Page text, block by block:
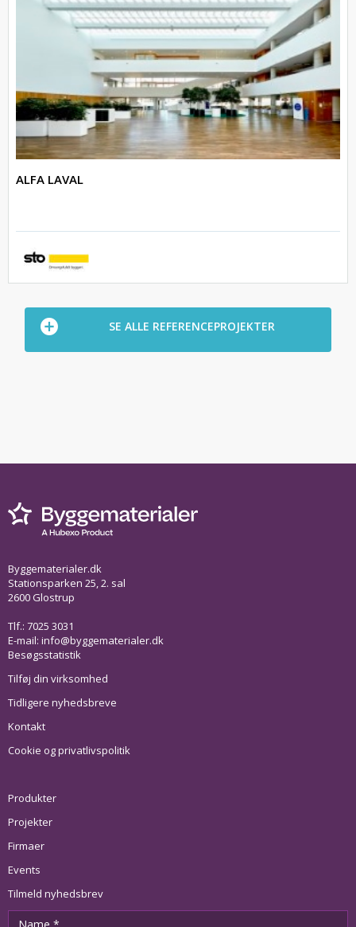
ALFA LAVAL
SE ALLE REFERENCEPROJEKTER
Byggematerialer.dk
Stationsparken 25, 2. sal
2600 Glostrup
Tlf.: 7025 3031
E-mail: info@byggematerialer.dk
Besøgsstatistik
Tilføj din virksomhed
Tidligere nyhedsbreve
Kontakt
Cookie og privatlivspolitik
Produkter
Projekter
Firmaer
Events
Tilmeld nyhedsbrev